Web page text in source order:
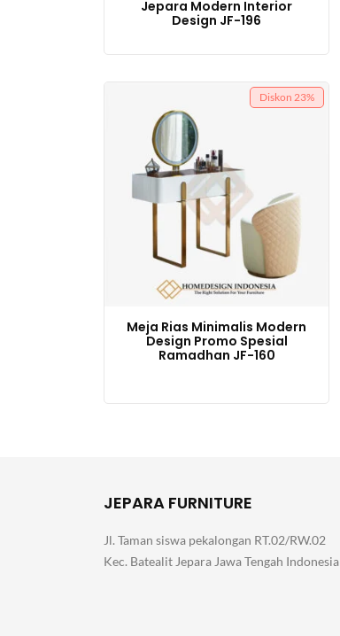
Jepara Modern Interior
Design JF-196
Diskon 23%
Meja Rias Minimalis Modern
Design Promo Spesial
Ramadhan JF-160
adalah:
ini
JEPARA FURNITURE
Jl. Taman siswa pekalongan RT.02/RW.02
Kec. Batealit Jepara Jawa Tengah Indonesia